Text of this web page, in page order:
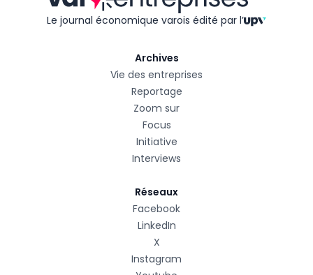
Le journal économique varois édité par l’
Archives
Vie des entreprises
Reportage
Zoom sur
Focus
Initiative
Interviews
Réseaux
Facebook
LinkedIn
X
Instagram